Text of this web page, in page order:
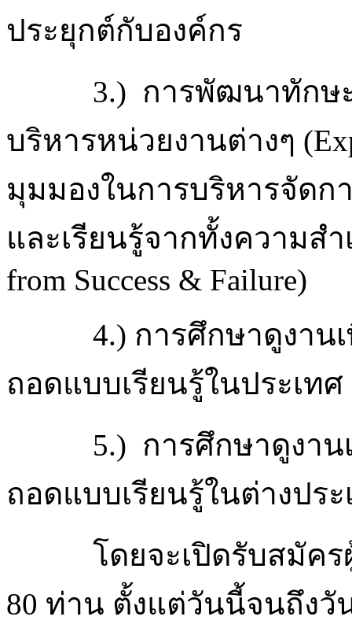
ประยุกต์กับองค์กร
3.) การพัฒนาทักษ
บริหารหน่วยงานต่างๆ
มุมมองในการบริหารจัดก
และเรียนรู้จากทั้งความส
from Success & Failure)
4.) การศึกษาดูงาน
ถอดแบบเรียนรู้ในประเทศ
5.) การศึกษาดูงาน
ถอดแบบเรียนรู้ในต่างประ
โดยจะเปิดรับสมัค
80 ท่าน ตั้งแต่วันนี้จนถึงวั